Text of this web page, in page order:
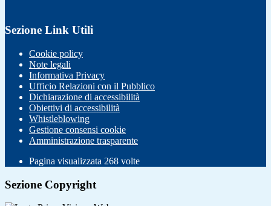
Sezione Link Utili
Cookie policy
Note legali
Informativa Privacy
Ufficio Relazioni con il Pubblico
Dichiarazione di accessibilità
Obiettivi di accessibilità
Whistleblowing
Gestione consensi cookie
Amministrazione trasparente
Pagina visualizzata 268 volte
Sezione Copyright